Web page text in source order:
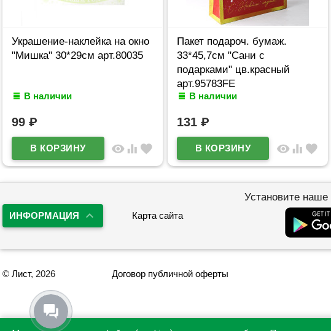
Украшение-наклейка на окно
"Мишка" 30*29см арт.80035
В наличии
99 ₽
visibility equalizer favorite
Пакет подароч. бумаж.
33*45,7см "Сани с
подарками" цв.красный
арт.95783FE
В наличии
131 ₽
visibility equalizer favorite
ИНФОРМАЦИЯ Карта сайта
Установите наше
© Лист, 2026 Договор публичной оферты